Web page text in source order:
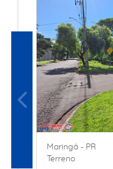
Maringá - PR
Terreno